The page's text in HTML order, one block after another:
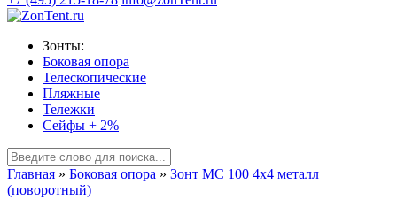
Зонты:
Боковая опора
Телескопические
Пляжные
Тележки
Сейфы + 2%
Главная » Боковая опора » Зонт МС 100 4х4 металл
(поворотный)